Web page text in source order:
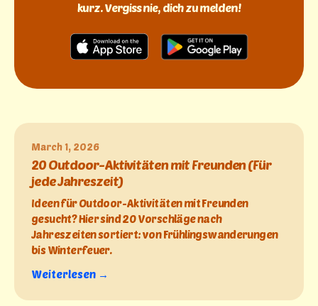
kurz. Vergiss nie, dich zu melden!
March 1, 2026
20 Outdoor-Aktivitäten mit Freunden (Für
jede Jahreszeit)
Ideen für Outdoor-Aktivitäten mit Freunden
gesucht? Hier sind 20 Vorschläge nach
Jahreszeiten sortiert: von Frühlingswanderungen
bis Winterfeuer.
Weiterlesen →